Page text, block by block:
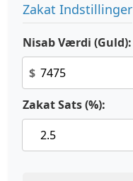
Zakat Indstillinger
Nisab Værdi (Guld):
$
Zakat Sats (%):